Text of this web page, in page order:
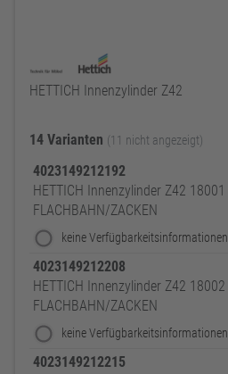
HETTICH Innenzylinder Z42
14 Varianten (11 nicht angezeigt)
4023149212192
HETTICH Innenzylinder Z42 18001
FLACHBAHN/ZACKEN
keine Verfügbarkeitsinformationen
4023149212208
HETTICH Innenzylinder Z42 18002
FLACHBAHN/ZACKEN
keine Verfügbarkeitsinformationen
4023149212215